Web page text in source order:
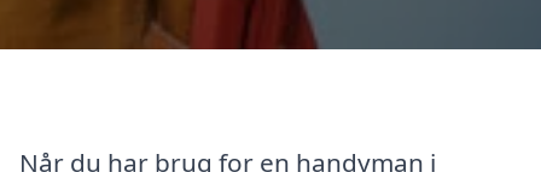
Når du har brug for en handyman i